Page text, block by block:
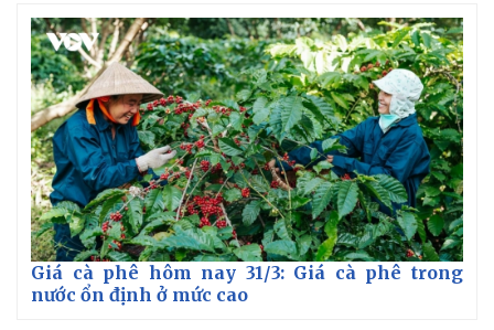
Giá cà phê hôm nay 31/3: Giá cà phê trong
nước ổn định ở mức cao